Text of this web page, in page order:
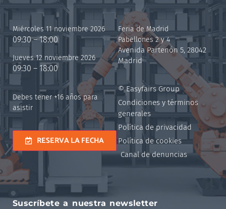
Miércoles 11 noviembre 2026
09:30 – 18:00
Jueves 12 noviembre 2026
09:30 – 18:00
Debes tener +16 años para
asistir
RESERVA LA FECHA
Feria de Madrid
Pabellones 2 y 4
Avenida Partenón 5, 28042
Madrid
© Easyfairs Group
Condiciones y términos
generales
Política de privacidad
Política de cookies
Canal de denuncias
Suscríbete a nuestra newsletter